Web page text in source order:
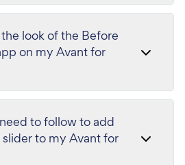
look of the Before
on my Avant for
to follow to add
to my Avant for